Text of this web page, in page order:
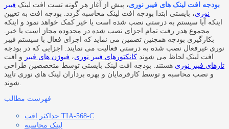
بودجه افت لینک های فیبر نوری، پیش از آغاز هر گونه تست افت لینک فیبر
نوری، بایستی ابتدا بودجه افت لینک محاسبه گردد. بودجه افت به تعیین
اینکه آیا سیستم به درستی نصب شده است یا خیر کمک خواهد نمود و اینکه
مجموع هدر رفت تمام اجزای نصب شده در محدوده مجاز است یا خیر.
بکارگیری بودجه همچنین تضمین می نماید که اجزای فعال با سیستم فیبر
نوری غیرفعال نصب شده به درستی فعالیت می نمایند. اجزایی که در بودجه
افت لینک لحاظ می شوند کانکتورهای فیبر نوری، فیوژن های فیبر و افت
تارهای فیبر نوری هستند. بودجه افت لینک بایستی توسط متخصصین طراحی
و نصب محاسبه و توسط کارفرمایان و بهره برداران لینک های نوری تایید
فهرست مطالب
حداکثر افت TIA-568-C
لینک محاسبه